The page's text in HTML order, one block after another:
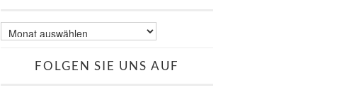
Archiv
älterer
FOLGEN SIE UNS AUF